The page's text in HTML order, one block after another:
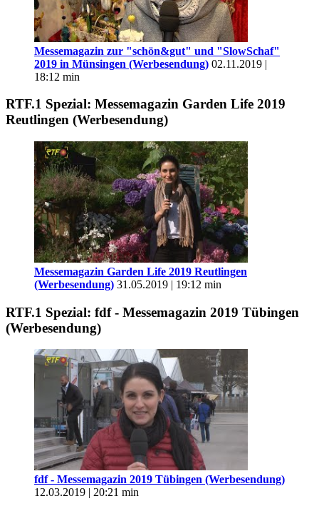
Messemagazin zur "schön&gut" und "SlowSchaf"
2019 in Münsingen (Werbesendung) 02.11.2019 |
18:12 min
RTF.1 Spezial: Messemagazin Garden Life 2019
Reutlingen (Werbesendung)
Messemagazin Garden Life 2019 Reutlingen
(Werbesendung) 31.05.2019 | 19:12 min
RTF.1 Spezial: fdf - Messemagazin 2019 Tübingen
(Werbesendung)
fdf - Messemagazin 2019 Tübingen (Werbesendung)
12.03.2019 | 20:21 min